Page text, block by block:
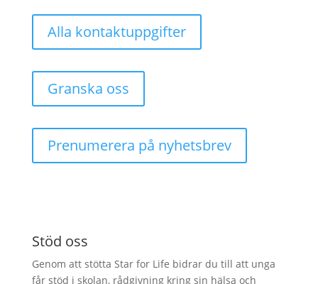
Alla kontaktuppgifter
Granska oss
Prenumerera på nyhetsbrev
Stöd oss
Genom att stötta Star for Life bidrar du till att unga
får stöd i skolan, rådgivning kring sin hälsa och